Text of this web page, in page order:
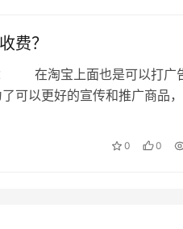
费？
： 在淘宝上面也是可以打广
可以更好的宣传和推广商品
0 0